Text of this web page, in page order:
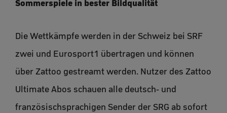
Sommerspiele in bester Bildqualität
Die Wettkämpfe werden in der Schweiz bei SRF
zwei und Eurosport1 übertragen und können
über Zattoo gestreamt werden. Nutzer des Zattoo
Ultimate Abos schauen alle deutsch- und
französischsprachigen Sender der SRG ab sofort